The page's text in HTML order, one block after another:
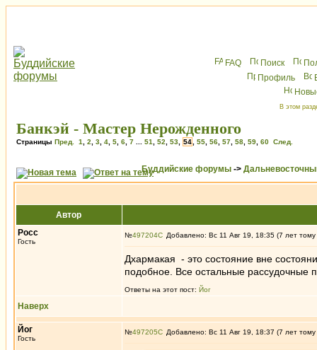
FAQ Поиск
Профиль
В этом
Банкэй - Мастер Нерожденного
Страницы Пред. 1 2 3 4 5 6 7 51 52 53 54 55 56 57 58 59 60 След.
Буддийские форумы ->
Автор
Росс
Гость
№497204 Добавлено: Вс 11 Авг 19, 18:35 (7 лет тому
Дхармакая - это состояние вне
подобное. Все остальные рассудочные
Ответы на этот пост: Йог
Наверх
Йог
Гость
№497205 Добавлено: Вс 11 Авг 19, 18:37 (7 лет тому